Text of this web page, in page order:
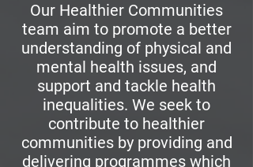
Our Healthier Communities
team aim to promote a better
understanding of physical and
mental health issues, and
support and tackle health
inequalities. We seek to
contribute to healthier
communities by providing and
delivering programmes which